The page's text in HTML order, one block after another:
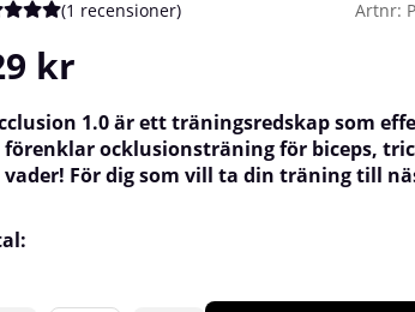
5 av 5 Antal betyg 1
(1 recensioner) Artnr:
kr
1.0 är ett träningsredskap som
förenklar ocklusionsträning för biceps,
vader! För dig som vill ta din träning till